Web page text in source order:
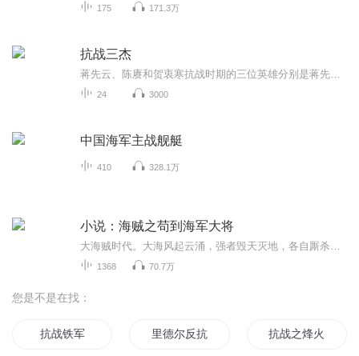
175 171.3万
抗战三杰
24 3000
中国海军主战舰艇
410 328.1万
小说：海贼之苟到海军大将
1368 70.7万
您是不是在找：
抗战铁军 里德尔反抗军 抗战之烽火军医